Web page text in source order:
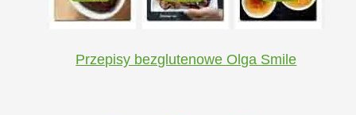
Przepisy bezglutenowe Olga Smile